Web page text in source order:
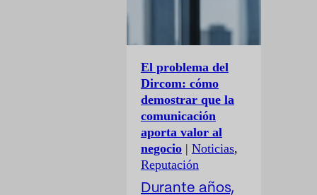
El problema del
Dircom: cómo
demostrar que la
comunicación
aporta valor al
negocio | Noticias,
Reputación
Durante años,